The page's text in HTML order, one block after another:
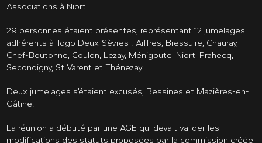
Associations à Niort.
29 personnes étaient présentes, représentant 12 jumelages
adhérents à Togo Deux-Sèvres : Aiffres, Bressuire, Chauray,
Chef-Boutonne, Coulon, Lezay, Ménigoute, Niort, Prahecq,
Secondigny, St Varent et Thénezay.
Deux jumelages s’étaient excusés, Bessines et Mazières-en-
Gâtine.
La réunion a débuté par une AGE qui devait valider les
modifications des statuts proposées par la commission créée